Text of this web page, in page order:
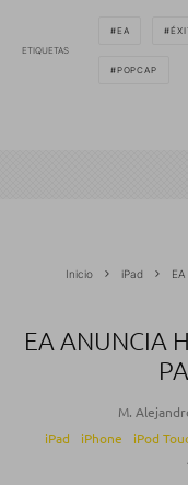
ETIQUETAS
EA
POPCAP
Inicio iPad
EA ANUNCIA
M.
iPad
iPhone iPod